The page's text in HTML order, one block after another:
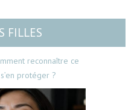
FILLES
reconnaître ce
protéger ?